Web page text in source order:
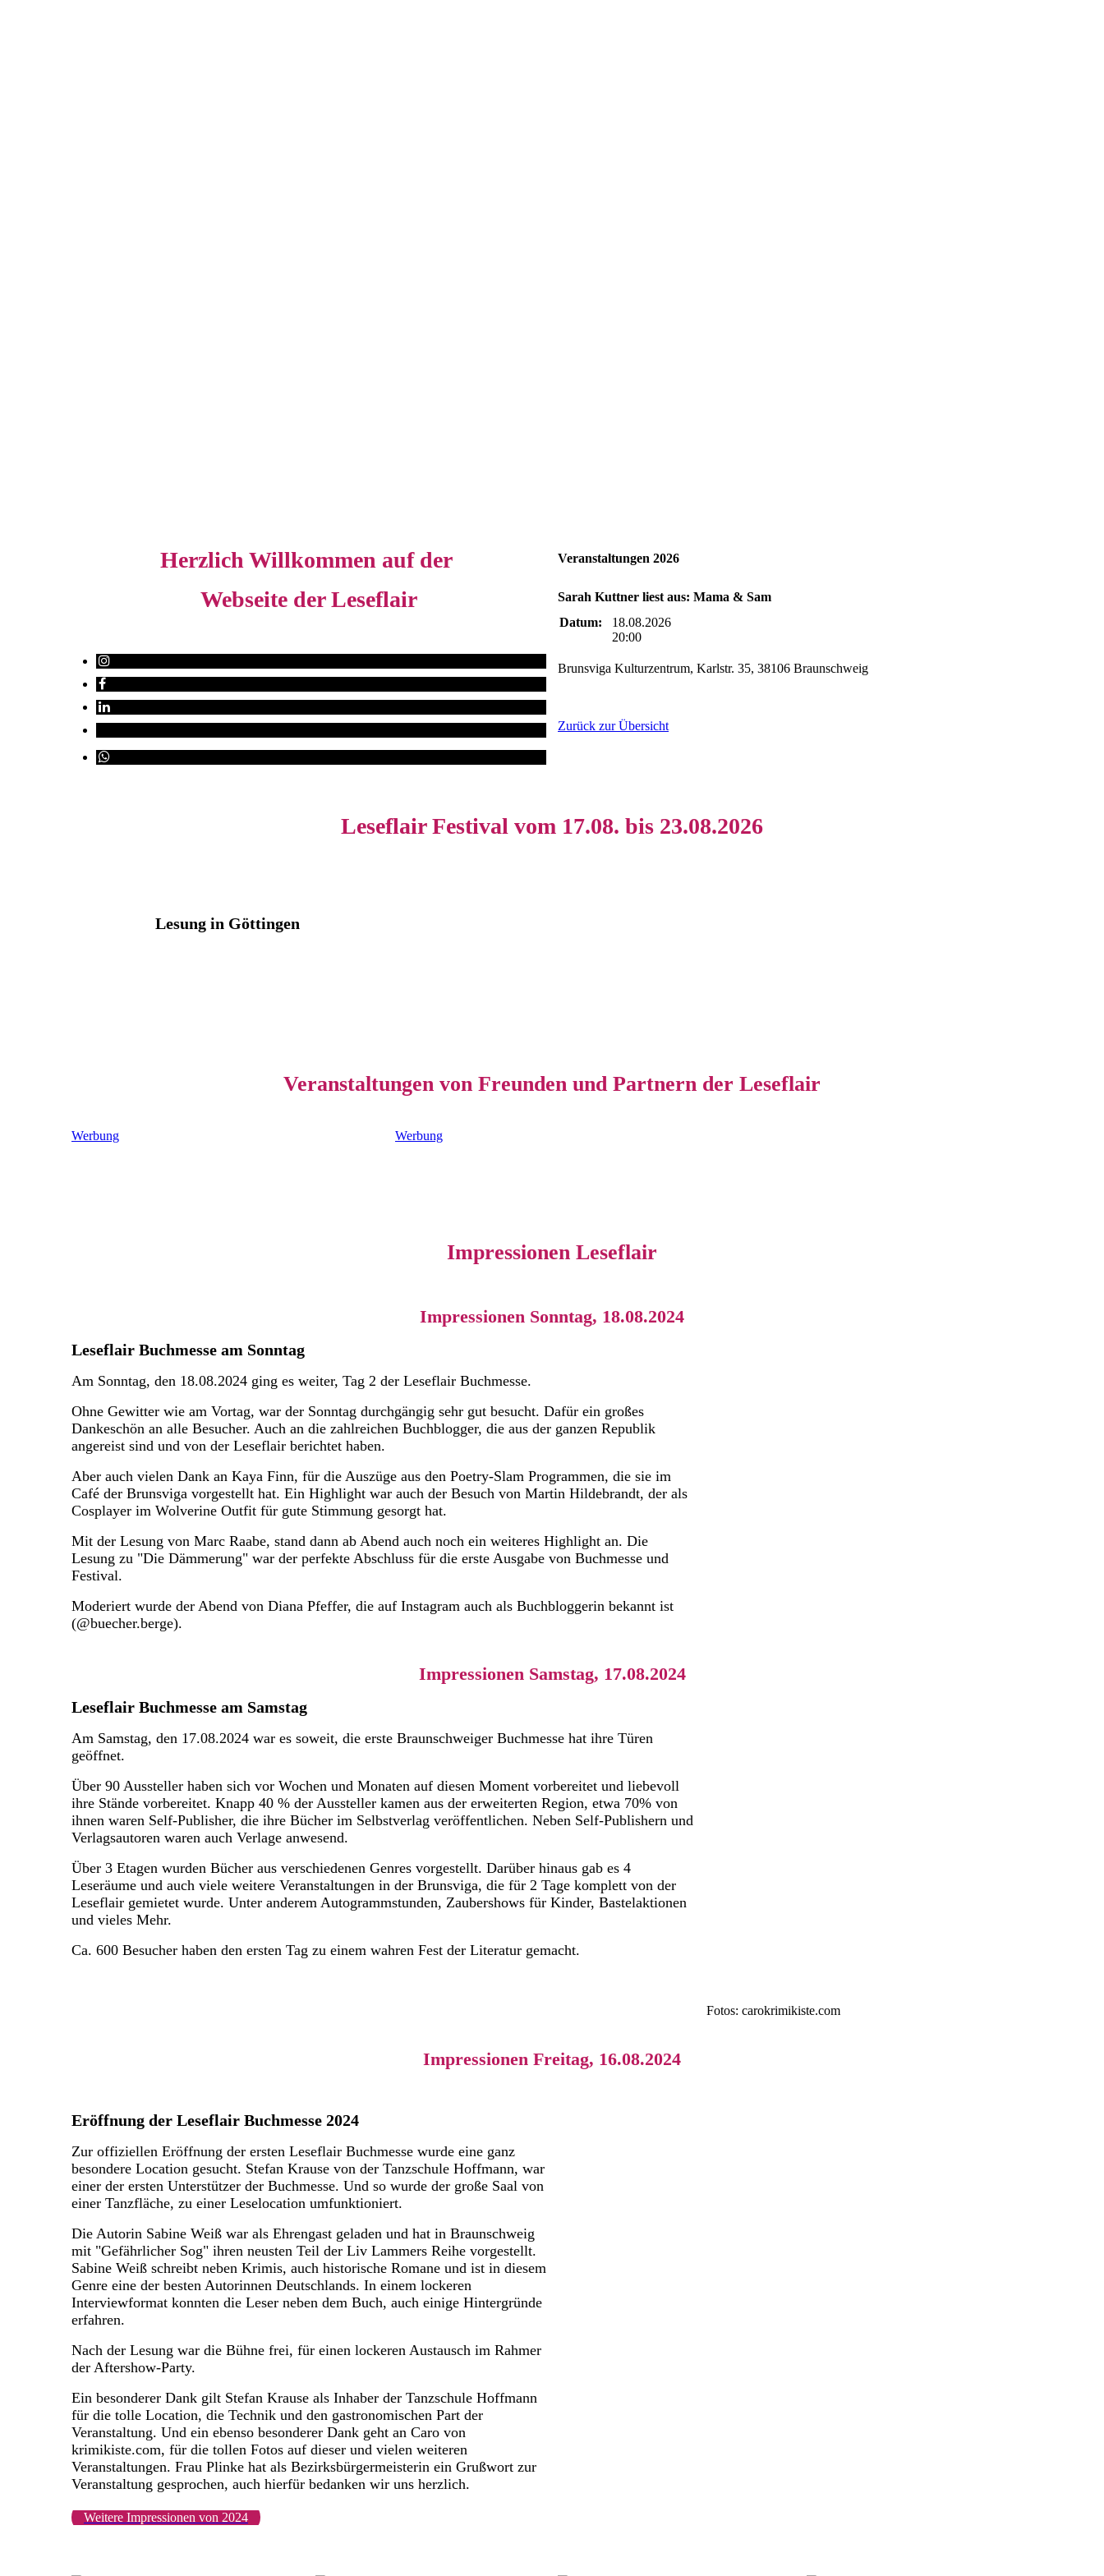
Herzlich Willkommen auf der
Webseite der Leseflair
Veranstaltungen 2026
Sarah Kuttner liest aus: Mama & Sam
Datum:
18.08.2026
20:00
Brunsviga Kulturzentrum, Karlstr. 35, 38106 Braunschweig
Zurück zur Übersicht
Leseflair Festival vom 17.08. bis 23.08.2026
Lesung in Göttingen
Veranstaltungen von Freunden und Partnern der Leseflair
Werbung Werbung
Impressionen Leseflair
Impressionen Sonntag, 18.08.2024
Leseflair Buchmesse am Sonntag
Am Sonntag, den 18.08.2024 ging es weiter, Tag 2 der Leseflair Buchmesse.
Ohne Gewitter wie am Vortag, war der Sonntag durchgängig sehr gut besucht. Dafür ein großes
Dankeschön an alle Besucher. Auch an die zahlreichen Buchblogger, die aus der ganzen Republik
angereist sind und von der Leseflair berichtet haben.
Aber auch vielen Dank an Kaya Finn, für die Auszüge aus den Poetry-Slam Programmen, die sie im
Café der Brunsviga vorgestellt hat. Ein Highlight war auch der Besuch von Martin Hildebrandt, der als
Cosplayer im Wolverine Outfit für gute Stimmung gesorgt hat.
Mit der Lesung von Marc Raabe, stand dann ab Abend auch noch ein weiteres Highlight an. Die
Lesung zu "Die Dämmerung" war der perfekte Abschluss für die erste Ausgabe von Buchmesse und
Festival.
Moderiert wurde der Abend von Diana Pfeffer, die auf Instagram auch als Buchbloggerin bekannt ist
(@buecher.berge).
Impressionen Samstag, 17.08.2024
Leseflair Buchmesse am Samstag
Am Samstag, den 17.08.2024 war es soweit, die erste Braunschweiger Buchmesse hat ihre Türen
geöffnet.
Über 90 Aussteller haben sich vor Wochen und Monaten auf diesen Moment vorbereitet und liebevoll
ihre Stände vorbereitet. Knapp 40 % der Aussteller kamen aus der erweiterten Region, etwa 70% von
ihnen waren Self-Publisher, die ihre Bücher im Selbstverlag veröffentlichen. Neben Self-Publishern und
Verlagsautoren waren auch Verlage anwesend.
Über 3 Etagen wurden Bücher aus verschiedenen Genres vorgestellt. Darüber hinaus gab es 4
Leseräume und auch viele weitere Veranstaltungen in der Brunsviga, die für 2 Tage komplett von der
Leseflair gemietet wurde. Unter anderem Autogrammstunden, Zaubershows für Kinder, Bastelaktionen
und vieles Mehr.
Ca. 600 Besucher haben den ersten Tag zu einem wahren Fest der Literatur gemacht.
Fotos: carokrimikiste.com
Impressionen Freitag, 16.08.2024
Eröffnung der Leseflair Buchmesse 2024
Zur offiziellen Eröffnung der ersten Leseflair Buchmesse wurde eine ganz
besondere Location gesucht. Stefan Krause von der Tanzschule Hoffmann, war
einer der ersten Unterstützer der Buchmesse. Und so wurde der große Saal von
einer Tanzfläche, zu einer Leselocation umfunktioniert.
Die Autorin Sabine Weiß war als Ehrengast geladen und hat in Braunschweig
mit "Gefährlicher Sog" ihren neusten Teil der Liv Lammers Reihe vorgestellt.
Sabine Weiß schreibt neben Krimis, auch historische Romane und ist in diesem
Genre eine der besten Autorinnen Deutschlands. In einem lockeren
Interviewformat konnten die Leser neben dem Buch, auch einige Hintergründe
erfahren.
Nach der Lesung war die Bühne frei, für einen lockeren Austausch im Rahmer
der Aftershow-Party.
Ein besonderer Dank gilt Stefan Krause als Inhaber der Tanzschule Hoffmann
für die tolle Location, die Technik und den gastronomischen Part der
Veranstaltung. Und ein ebenso besonderer Dank geht an Caro von
krimikiste.com, für die tollen Fotos auf dieser und vielen weiteren
Veranstaltungen. Frau Plinke hat als Bezirksbürgermeisterin ein Grußwort zur
Veranstaltung gesprochen, auch hierfür bedanken wir uns herzlich.
Weitere Impressionen von 2024